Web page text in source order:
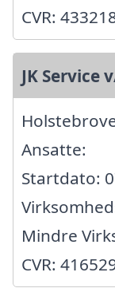
CVR:
JK Service
Ansatte:
Startdato:
Mindre
CVR: